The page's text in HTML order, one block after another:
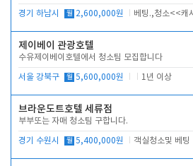
경기 하남시 월 2,600,000원
제이베이 관광호텔
수유제이베이호텔에서 청소팀 모집합니다
서울 강북구 월 5,600,000원 1년 이상
브라운도트호텔 세류점
부부또는 자매 청소팀 구합니다.
경기 수원시 월 5,400,000원 객실청소및 베팅